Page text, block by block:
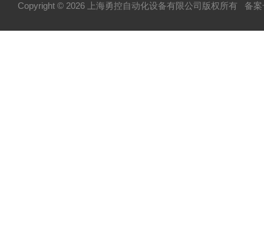
Copyright © 2026 上海勇控自动化设备有限公司版权所有 备案